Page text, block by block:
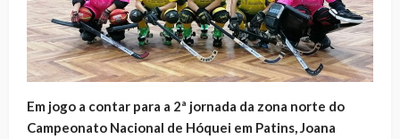
Em jogo a contar para a 2ª jornada da zona norte do
Campeonato Nacional de Hóquei em Patins, Joana